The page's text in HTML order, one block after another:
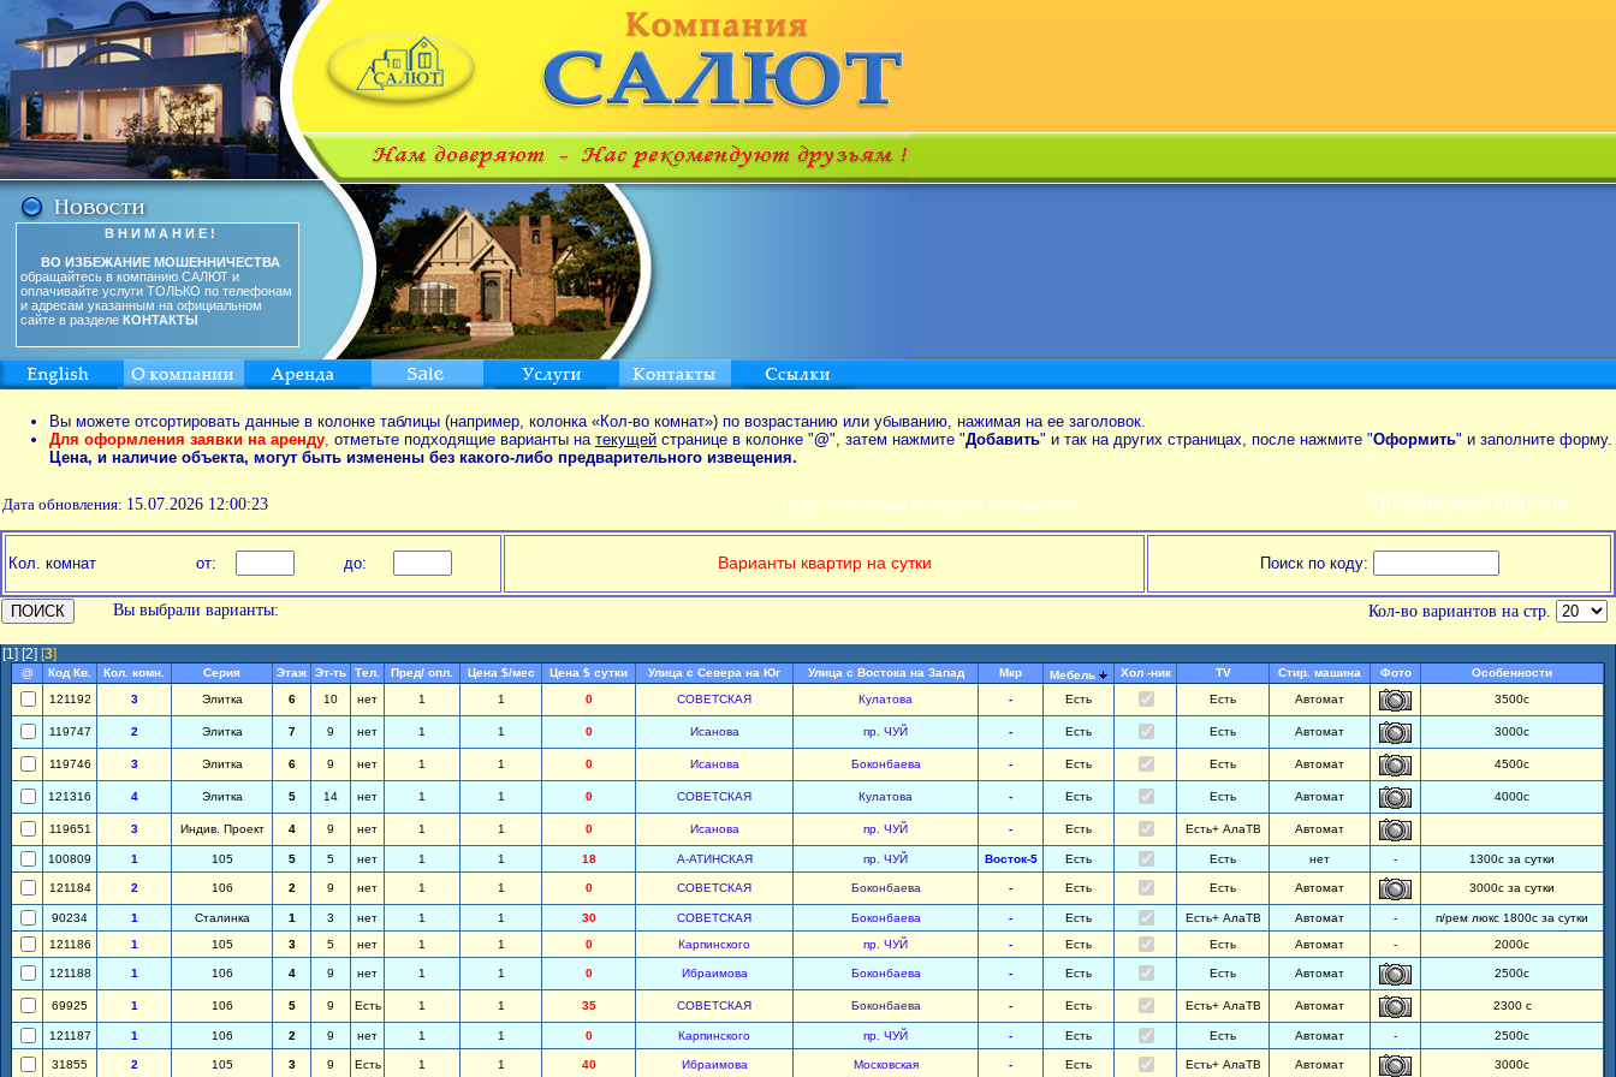
В Н И М А Н И Е !
ВО ИЗБЕЖАНИЕ МОШЕННИЧЕСТВА
обращайтесь в компанию САЛЮТ и
оплачивайте услуги ТОЛЬКО по телефонам
и адресам указанным на официальном
сайте в разделе КОНТАКТЫ
Вы можете отсортировать данные в колонке таблицы (например, колонка «Кол-во комнат») по возрастанию или убыванию, нажимая на ее заголовок.
Для оформления заявки на аренду, отметьте подходящие варианты на текущей странице в колонке "@", затем нажмите "Добавить" и так на других страницах, после нажмите "Оформить" и заполните форму.
Цена, и наличие объекта, могут быть изменены без какого-либо предварительного извещения.
Дата обновления: 15.07.2026 12:00:23 ПОИСК по аренде квартир от MIN до 550$ ПЛАНИРОВКИ КВАРТИР
Кол. комнат от: до: Варианты квартир на сутки Поиск по коду:
Вы выбрали варианты: Кол-во вариантов на стр.
[1] [2] [3]
@ Код Кв. Кол. комн. Серия Этаж Эт-ть Тел. Пред/ опл. Цена $/мес Цена $ сутки Улица с Севера на Юг Улица с Востока на Запад Мкр Мебель Хол -ник TV Стир. машина Фото
Особенности
121192
3 Элитка 6 10 нет 1 1 0 СОВЕТСКАЯ Кулатова - Есть Есть Автомат 3500с
119747 2 Элитка 7 9 нет 1 1 0 Исанова пр. ЧУЙ - Есть Есть Автомат 3000с
119746 3 Элитка 6 9 нет 1 1 0 Исанова Боконбаева - Есть Есть Автомат 4500с
121316 4 Элитка 5 14 нет 1 1 0 СОВЕТСКАЯ Кулатова - Есть Есть Автомат 4000с
119651 3 Индив. Проект 4 9 нет 1 1 0 Исанова пр. ЧУЙ - Есть Есть+ АлаТВ Автомат
100809 1 105 5 5 нет 1 1 18 А-АТИНСКАЯ пр. ЧУЙ Восток-5 Есть Есть нет - 1300с за сутки
121184 2 106 2 9 нет 1 1 0 СОВЕТСКАЯ Боконбаева - Есть Есть Автомат 3000с за сутки
90234 1 Сталинка 1 3 нет 1 1 30 СОВЕТСКАЯ Боконбаева - Есть Есть+ АлаТВ Автомат -
п/рем люкс 1800с за сутки
121186
1 105 3 5 нет 1 1 0 Карпинского пр. ЧУЙ - Есть Есть Автомат - 2000с
121188 1 106 4 9 нет 1 1 0 Ибраимова Боконбаева - Есть Есть Автомат 2500с
69925 1 106 5 9 Есть 1 1 35 СОВЕТСКАЯ Боконбаева - Есть Есть+ АлаТВ Автомат 2300 с
121187 1 106 2 9 нет 1 1 0 Карпинского пр. ЧУЙ - Есть Есть Автомат - 2500с
31855 2 105 3 9 Есть 1 1 40 Ибраимова Московская - Есть Есть+ АлаТВ Автомат 3000с